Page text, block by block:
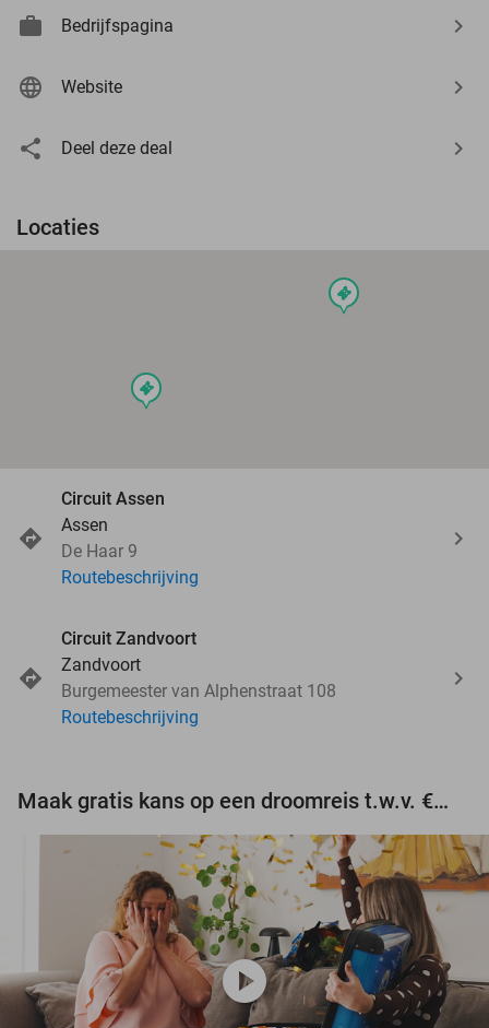
Bedrijfspagina
Website
Deel deze deal
Locaties
events
events
Circuit Assen
Assen
De Haar 9
Routebeschrijving
Circuit Zandvoort
Zandvoort
Burgemeester van Alphenstraat 108
Routebeschrijving
Maak gratis kans op een droomreis t.w.v. €3.000!
play_circle